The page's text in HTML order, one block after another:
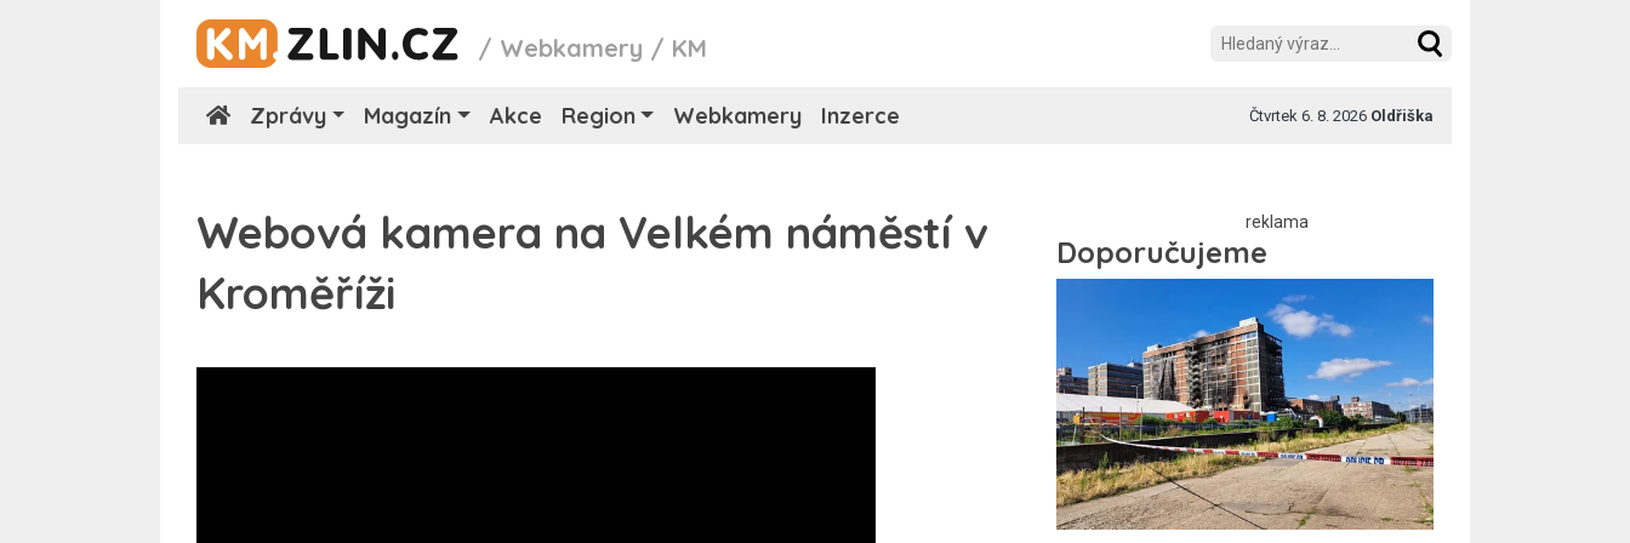
/ Webkamery / KM
Zprávy Magazín Akce Region Webkamery Inzerce Čtvrtek 6. 8. 2026 Oldřiška
Webová kamera na Velkém náměstí v
Kroměříži